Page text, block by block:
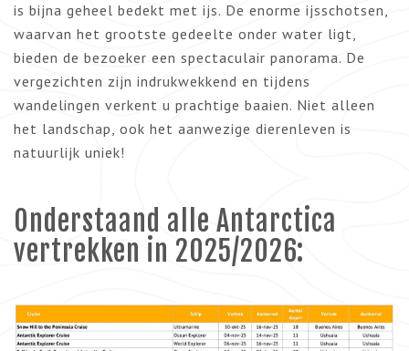
is bijna geheel bedekt met ijs. De enorme ijsschotsen,
waarvan het grootste gedeelte onder water ligt,
bieden de bezoeker een spectaculair panorama. De
vergezichten zijn indrukwekkend en tijdens
wandelingen verkent u prachtige baaien. Niet alleen
het landschap, ook het aanwezige dierenleven is
natuurlijk uniek!
Onderstaand alle Antarctica
vertrekken in 2025/2026: